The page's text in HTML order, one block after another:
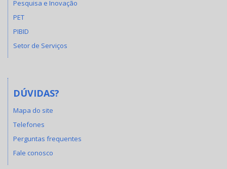
Pesquisa e Inovação
PET
PIBID
Setor de Serviços
DÚVIDAS?
Mapa do site
Telefones
Perguntas frequentes
Fale conosco